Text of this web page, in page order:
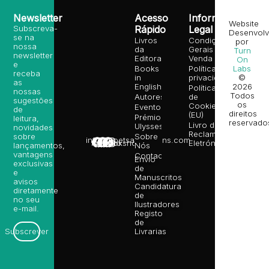
info@poetsandragons.com
Infantil
Adulto
Bookshop
Acesso
Rápido
Livros
da
Editora
Books
in
English
Autores
Eventos
Prémio
Ulysses
Sobre
Nós
Contactos
Envio
de
Manuscritos
Candidatura
de
Ilustradores
Registo
de
Livrarias
Informação
Legal
Condições
Gerais de
Venda
Política de
privacidade
Política
de
Cookies
(EU)
Livro de
Reclamações
Eletrónico
Newsletter
Subscreva-
se na
nossa
newsletter
e
receba
as
nossas
sugestões
de
leitura,
novidades
sobre
lançamentos,
vantagens
exclusivas
e
avisos
diretamente
no seu
e-mail.
Subscrever
Website
por
Turn
On
Labs
©
2026
Todos
os
direitos